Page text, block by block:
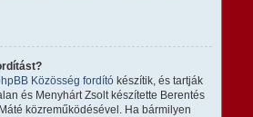
Közösség fordító készítik, és tartják
és Menyhárt Zsolt készítette Berentés
közreműködésével. Ha bármilyen